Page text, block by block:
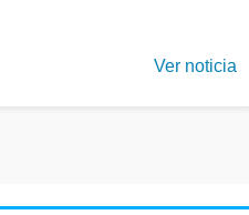
Ver noticia